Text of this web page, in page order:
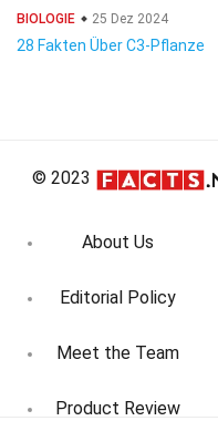
BIOLOGIE 25 Dez 2024
28 Fakten Über C3-Pflanze
© 2023
About Us
Editorial Policy
Meet the Team
Product Review